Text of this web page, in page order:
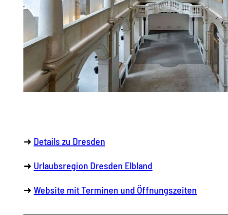
➜ Details zu Dresden
➜ Urlaubsregion Dresden Elbland
➜ Website mit Terminen und Öffnungszeiten